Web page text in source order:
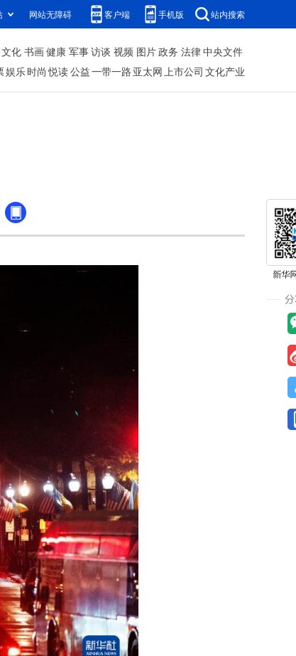
网站无障碍 客户端 手机版 站内搜索
文化 书画健康 军事访谈 视频 图片政务 法律中央文件
娱乐时尚 悦读公益一带一路 亚太网上市公司 文化产业